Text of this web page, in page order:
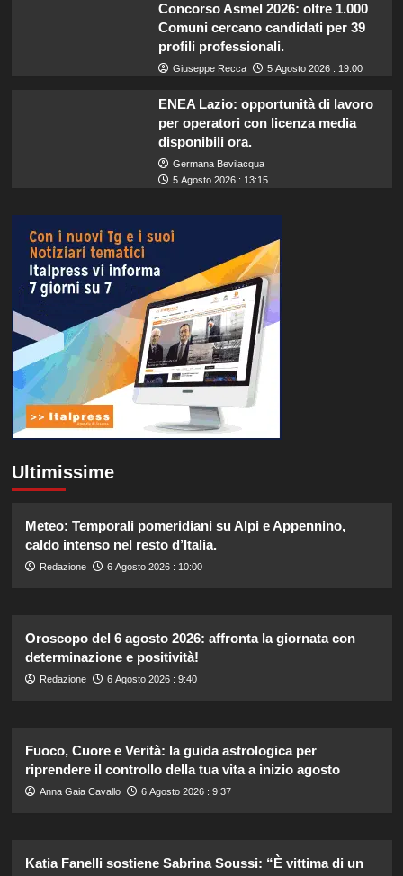
Concorso Asmel 2026: oltre 1.000
Comuni cercano candidati per 39
profili professionali.
Giuseppe Recca 5 Agosto 2026 : 19:00
ENEA Lazio: opportunità di lavoro
per operatori con licenza media
disponibili ora.
Germana Bevilacqua
5 Agosto 2026 : 13:15
Ultimissime
Meteo: Temporali pomeridiani su Alpi e Appennino,
caldo intenso nel resto d’Italia.
Redazione 6 Agosto 2026 : 10:00
Oroscopo del 6 agosto 2026: affronta la giornata con
determinazione e positività!
Redazione 6 Agosto 2026 : 9:40
Fuoco, Cuore e Verità: la guida astrologica per
riprendere il controllo della tua vita a inizio agosto
Anna Gaia Cavallo 6 Agosto 2026 : 9:37
Katia Fanelli sostiene Sabrina Soussi: “È vittima di un